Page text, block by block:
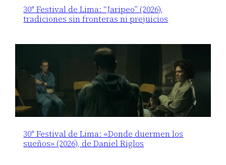
30° Festival de Lima: “Jaripeo” (2026),
tradiciones sin fronteras ni prejuicios
30° Festival de Lima: «Donde duermen los
sueños» (2026), de Daniel Riglos